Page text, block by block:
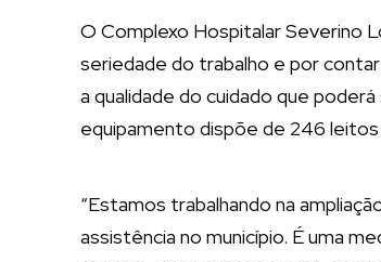
O Complexo Hospitalar Severino
seriedade do trabalho e por
a qualidade do cuidado que
equipamento dispõe de 246
“Estamos trabalhando na
assistência no município. É uma